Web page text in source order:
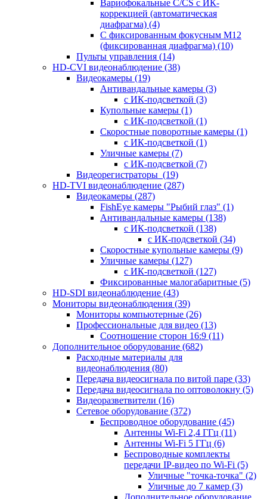
Вариофокальные C/CS с ИК-
коррекцией (автоматическая
диафрагма) (4)
С фиксированным фокусным М12
(фиксированная диафрагма) (10)
Пульты управления (14)
HD-CVI видеонаблюдение (38)
Видеокамеры (19)
Антивандальные камеры (3)
с ИК-подсветкой (3)
Купольные камеры (1)
с ИК-подсветкой (1)
Скоростные поворотные камеры (1)
с ИК-подсветкой (1)
Уличные камеры (7)
с ИК-подсветкой (7)
Видеорегистраторы (19)
HD-TVI видеонаблюдение (287)
Видеокамеры (287)
FishEye камеры "Рыбий глаз" (1)
Антивандальные камеры (138)
с ИК-подсветкой (138)
с ИК-подсветкой (34)
Скоростные купольные камеры (9)
Уличные камеры (127)
с ИК-подсветкой (127)
Фиксированные малогабаритные (5)
HD-SDI видеонаблюдение (43)
Мониторы видеонаблюдения (39)
Мониторы компьютерные (26)
Профессиональные для видео (13)
Соотношение сторон 16:9 (11)
Дополнительное оборудование (682)
Расходные материалы для
видеонаблюдения (80)
Передача видеосигнала по витой паре (33)
Передача видеосигнала по оптоволокну (5)
Видеоразветвители (16)
Сетевое оборудование (372)
Беспроводное оборудование (45)
Антенны Wi-Fi 2,4 ГГц (11)
Антенны Wi-Fi 5 ГГц (6)
Беспроводные комплекты
передачи IP-видео по Wi-Fi (5)
Уличные "точка-точка" (2)
Уличные до 7 камер (3)
Дополнительное оборудование